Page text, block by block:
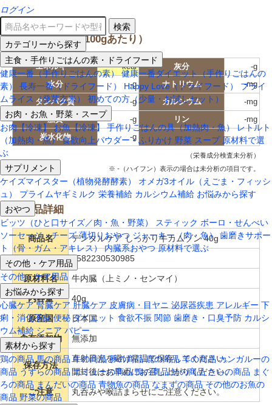
ログイン
検索
カテゴリーから探す
主食・手作りごはんの素・ドライフード
健康一番（手作りごはんの素） 健康一番ダイエット（手作りごはんの
素）
長寿一番（ドライフード） Happy Love（ドライフード）
プライ
ムライス（発芽玄米）
初めての方（少量・お試しセット）
お肉・お魚・野菜・スープ
お肉【冷凍】 お魚【冷凍】 手作りごはんの具（加熱肉・魚） レトルト
（加熱肉・魚） 食欲向上パウダー・ふりかけ 野菜 スープ 原材料で選
ぶ
サプリメント
ケイズマイスター（植物発酵酵素）
オメガ3オイル（えごま・フィッシ
ュ）
プライムヤギミルク 栄養補給 カルシウム補給 お悩みから探す
おやつ
ビッツ（ひと口サイズ／肉・魚・野菜） スティック ボーロ・せんべい
ソーセージ・チーズ 薄切りおやつ ジャーキー（肉・魚） 歯磨きサポー
ト（骨・ガム・アキレス） 内臓系おやつ 原材料で選ぶ
その他・ケア用品
その他・ケア用品
お悩みから探す
心臓ケア 腎臓ケア 肝臓ケア 皮膚病・目ヤニ 泌尿器疾患 アレルギー 下
痢・消化不良 便秘 ダイエット 食欲不振 関節 歯磨き・口臭予防 カルシ
ウム補給 シニア パピー
素材から探す
鶏の商品 馬の商品 牛の商品 豚の商品 鹿の商品 羊の商品 カンガルーの
商品 うずらの商品 エミューの商品 鴨の商品 鮭の商品 たらの商品 まぐ
ろの商品 まんだいの商品 青物魚の商品 なまずの商品 その他のお魚の
商品 野菜の商品
栄養成分表（100gあたり）
エネルギー -kcal 灰分 -g
水分 -g ナトリウム -mg
タンパク質 -g カルシウム -mg
脂質 -g リン -mg
炭水化物 -g
（栄養成分検査未分析）
※ -（ハイフン）表示の場合は未分析の項目です。
商品詳細
商品名 デンタルケア しっかり牛カムゾン 40g
JANコード 4582230530985
原材料名 牛内臓（上ミノ・センマイ）
内容量 40g
原産国 日本国
含有添加物 無添加
保存方法
直射日光を避け常温で保存してください。
開封後はお早めにお召し上がりください。
ご注意 丸呑みや喉詰まらせにご注意ください。